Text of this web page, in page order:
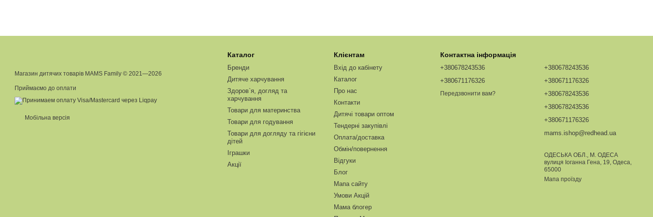
Магазин дитячих товарів MAMS Family © 2021—2026
Приймаємо до оплати
Мобільна версія
Каталог
Бренди
Дитяче харчування
Здоров`я, догляд та
харчування
Товари для материнства
Товари для годування
Товари для догляду та гігієни
дітей
Іграшки
Акції
Клієнтам
Вхід до кабінету
Каталог
Про нас
Контакти
Дитячі товари оптом
Тендерні закупівлі
Оплата/доставка
Обмін/повернення
Відгуки
Блог
Мапа сайту
Умови Акцій
Мама блогер
Контактна інформація
+380678243536
+380671176326
Передзвонити вам?
+380678243536
+380671176326
+380678243536
+380678243536
+380671176326
mams.ishop@redhead.ua
ОДЕСЬКА ОБЛ., М. ОДЕСА
вулиця Іоганна Гена, 19, Одеса,
65000
Мапа проїзду